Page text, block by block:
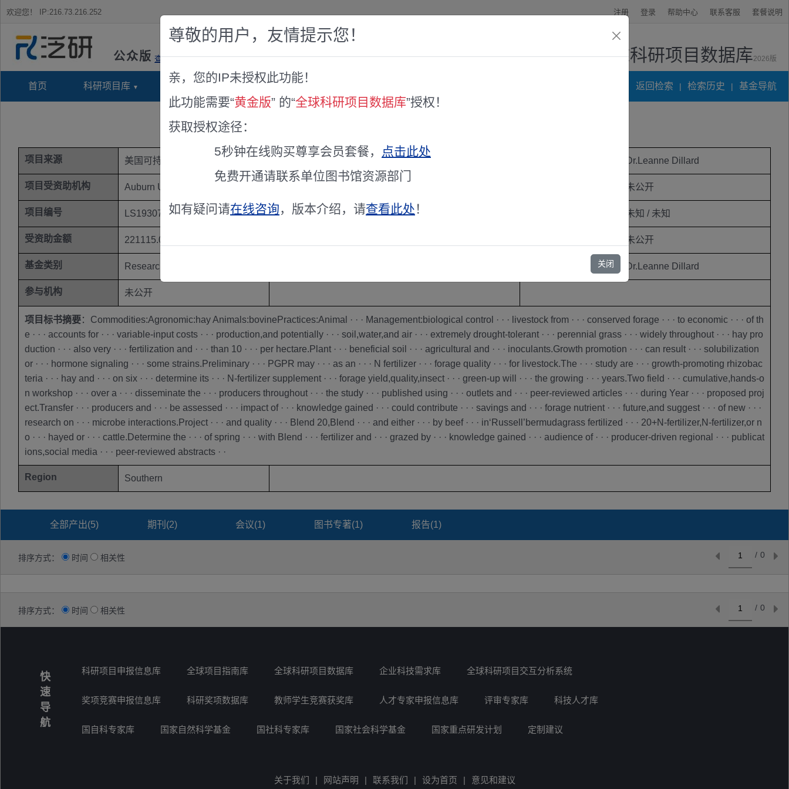
欢迎您！ IP:216.73.216.252 注册 登录 帮助中心 联系客服 套餐说明
公众版 查看说明 全球科研项目数据库2026版
首页 科研项目库 项目指南库 奖项竞赛库 返回检索 | 检索历史 | 基金导航
项目来源 美国可持续农业研究和教育基金(SARE) Dr.Leanne Dillard
项目受资助机构 Auburn University 未公开
项目编号 LS19307 项目级别 国家级 未知 / 未知
受资助金额 221115.00美元 未公开
基金类别 Research and · Dr.Leanne Dillard
参与机构 未公开
项目标书摘要：Commodities:Agronomic:hay Animals:bovinePractices:Animal · · · Management:biological control · · · livestock from · · · conserved forage · · · to economic · · · of th
e · · · accounts for · · · variable-input costs · · · production,and potentially · · · soil,water,and air · · · extremely drought-tolerant · · · perennial grass · · · widely throughout · · · hay pro
duction · · · also very · · · fertilization and · · · than 10 · · · per hectare.Plant · · · beneficial soil · · · agricultural and · · · inoculants.Growth promotion · · · can result · · · solubilization
or · · · hormone signaling · · · some strains.Preliminary · · · PGPR may · · · as an · · · N fertilizer · · · forage quality · · · for livestock.The · · · study are · · · growth-promoting rhizobac
teria · · · hay and · · · on six · · · determine its · · · N-fertilizer supplement · · · forage yield,quality,insect · · · green-up will · · · the growing · · · years.Two field · · · cumulative,hands-o
n workshop · · · over a · · · disseminate the · · · producers throughout · · · the study · · · published using · · · outlets and · · · peer-reviewed articles · · · during Year · · · proposed proj
ect.Transfer · · · producers and · · · be assessed · · · impact of · · · knowledge gained · · · could contribute · · · savings and · · · forage nutrient · · · future,and suggest · · · of new · · ·
research on · · · microbe interactions.Project · · · and quality · · · Blend 20,Blend · · · and either · · · by beef · · · in‘Russell’bermudagrass fertilized · · · 20+N-fertilizer,N-fertilizer,or n
o · · · hayed or · · · cattle.Determine the · · · of spring · · · with Blend · · · fertilizer and · · · grazed by · · · knowledge gained · · · audience of · · · producer-driven regional · · · publicat
ions,social media · · · peer-reviewed abstracts · ·
Region Southern
全部产出(5) 期刊(2) 会议(1) 图书专著(1) 报告(1)
排序方式： 时间 相关性 0
/
排序方式： 时间 相关性 0
/
快
速
导
航
科研项目申报信息库 全球项目指南库 全球科研项目数据库 企业科技需求库 全球科研项目交互分析系统
奖项竞赛申报信息库 科研奖项数据库 教师学生竞赛获奖库 人才专家申报信息库 评审专家库 科技人才库
国自科专家库 国家自然科学基金 国社科专家库 国家社会科学基金 国家重点研发计划 定制建议
关于我们 | 网站声明 | 联系我们 | 设为首页 | 意见和建议
尊敬的用户，友情提示您！
亲，您的IP未授权此功能！
此功能需要“黄金版” 的“全球科研项目数据库”授权！
获取授权途径：
5秒钟在线购买尊享会员套餐，
点击此处
免费开通请联系单位图书馆资源部门
如有疑问请在线咨询，版本介绍，请查看此处 ！
关闭